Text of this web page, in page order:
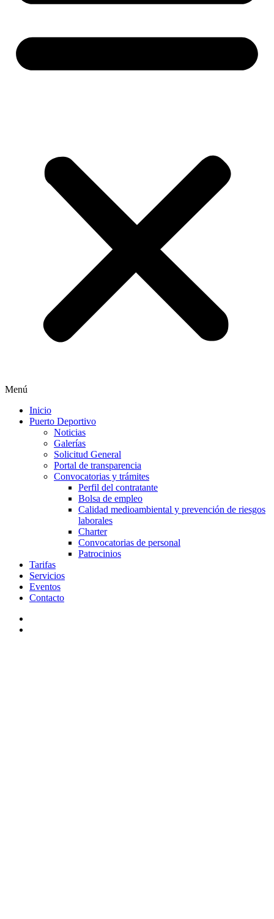
Menú
Inicio
Puerto Deportivo
Noticias
Galerías
Solicitud General
Portal de transparencia
Convocatorias y trámites
Perfil del contratante
Bolsa de empleo
Calidad medioambiental y prevención de riesgos
laborales
Charter
Convocatorias de personal
Patrocinios
Tarifas
Servicios
Eventos
Contacto